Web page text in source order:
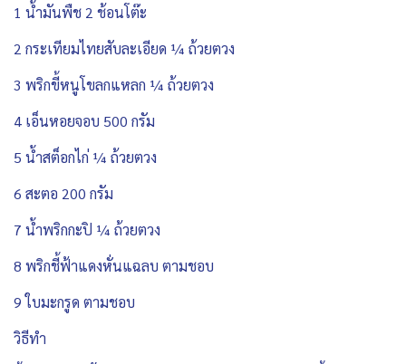
1 น้ำมันพืช 2 ช้อนโต๊ะ
2 กระเทียมไทยสับละเอียด ¼ ถ้วยตวง
3 พริกขี้หนูโขลกแหลก ¼ ถ้วยตวง
4 เอ็นหอยจอบ 500 กรัม
5 น้ำสต็อกไก่ ¼ ถ้วยตวง
6 สะตอ 200 กรัม
7 น้ำพริกกะปิ ¼ ถ้วยตวง
8 พริกชี้ฟ้าแดงหั่นแฉลบ ตามชอบ
9 ใบมะกรูด ตามชอบ
วิธีทำ